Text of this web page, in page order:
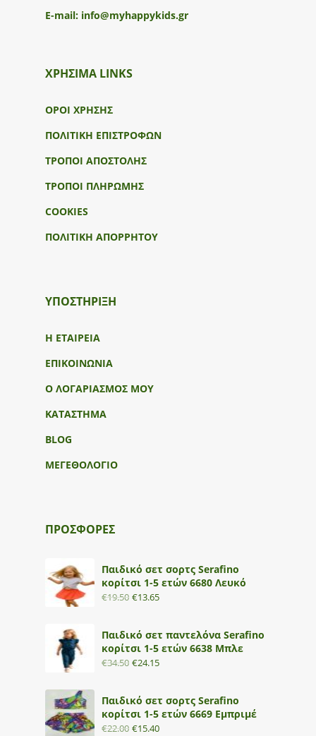
E-mail: info@myhappykids.gr
ΧΡΗΣΙΜΑ LINKS
ΟΡΟΙ ΧΡΗΣΗΣ
ΠΟΛΙΤΙΚΗ ΕΠΙΣΤΡΟΦΩΝ
ΤΡΟΠΟΙ ΑΠΟΣΤΟΛΗΣ
ΤΡΟΠΟΙ ΠΛΗΡΩΜΗΣ
COOKIES
ΠΟΛΙΤΙΚΗ ΑΠΟΡΡΗΤΟΥ
ΥΠΟΣΤΉΡΙΞΗ
Η ΕΤΑΙΡΕΙΑ
ΕΠΙΚΟΙΝΩΝΙΑ
Ο ΛΟΓΑΡΙΑΣΜΟΣ ΜΟΥ
ΚΑΤΑΣΤΗΜΑ
BLOG
ΜΕΓΕΘΟΛΟΓΙΟ
ΠΡΟΣΦΟΡΕΣ
Παιδικό σετ σορτς Serafino
κορίτσι 1-5 ετών 6680 Λευκό
€19.50 €13.65
Παιδικό σετ παντελόνα Serafino
κορίτσι 1-5 ετών 6638 Μπλε
€34.50 €24.15
Παιδικό σετ σορτς Serafino
κορίτσι 1-5 ετών 6669 Εμπριμέ
€22.00 €15.40